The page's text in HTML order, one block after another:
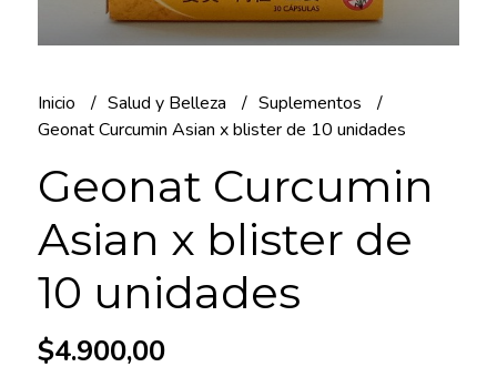
Inicio Salud y Belleza
Suplementos
Geonat Curcumin Asian x blister de 10 unidades
Geonat Curcumin
Asian x blister de
10 unidades
$4.900,00